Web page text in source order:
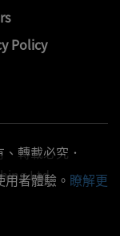
Policy
轉載必究．
Ltd.
者體驗。 瞭解更